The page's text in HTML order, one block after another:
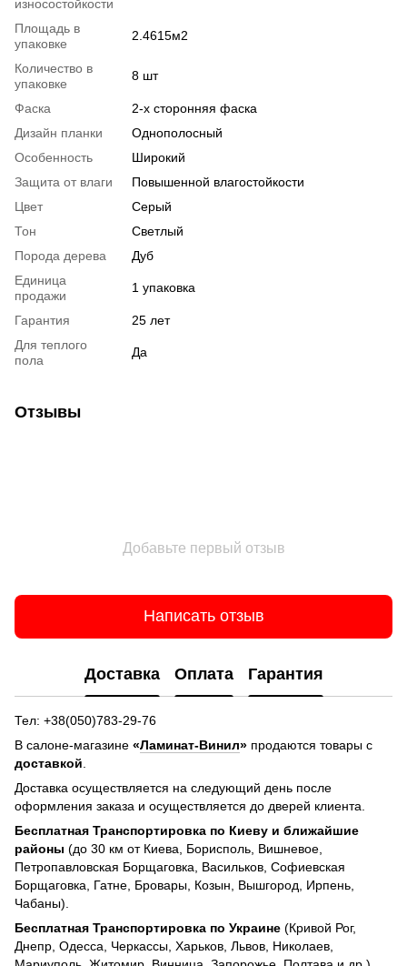
износостойкости
Площадь в
упаковке
2.4615м2
Количество в
упаковке
8 шт
Фаска
2-х сторонняя фаска
Дизайн планки
Однополосный
Особенность
Широкий
Защита от влаги
Повышенной влагостойкости
Цвет
Серый
Тон
Светлый
Порода дерева
Дуб
Единица
продажи
1 упаковка
Гарантия
25 лет
Для теплого
пола
Да
Отзывы
Добавьте первый отзыв
Написать отзыв
Доставка Оплата Гарантия
Тел: +38(050)783-29-76
В салоне-магазине «Ламинат-Винил» продаются товары с
доставкой
Доставка осуществляется на следующий день после
оформления заказа и осуществляется до дверей клиента.
Бесплатная Транспортировка по Киеву и ближайшие
районы (до 30 км от Киева, Борисполь, Вишневое,
Петропавловская Борщаговка, Васильков, Софиевская
Борщаговка, Гатне, Бровары, Козын, Вышгород, Ирпень,
Чабаны).
Бесплатная Транспортировка по Украине (Кривой Рог,
Днепр, Одесса, Черкассы, Харьков, Львов, Николаев,